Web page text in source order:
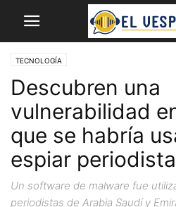
TECNOLOGÍA
Descubren una
vulnerabilidad
que se habría
espiar
Un software de malware fue
periodistas de Arabia Saudí y